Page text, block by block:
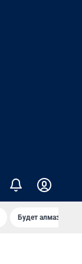
Будет алмазный